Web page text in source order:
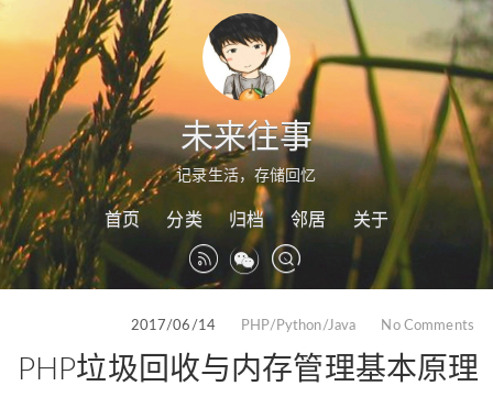
未来往事
记录生活，存储回忆
首页 分类 归档 邻居 关于
2017/06/14 PHP/Python/Java No Comments
PHP垃圾回收与内存管理基本原理